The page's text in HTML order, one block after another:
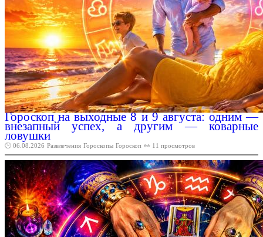
Гороскоп на выходные 8 и 9 августа: одним —
внезапный успех, а другим — коварные
ловушки
🕑 06.08.2026 Развлечения Гороскопы Гороскоп 👀 11 просмотров